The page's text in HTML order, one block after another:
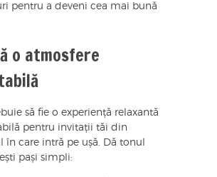
pentru a deveni cea mai bună
o atmosfere
să fie o experiență relaxantă
pentru invitații tăi din
care intră pe ușă. Dă tonul
pași simpli: